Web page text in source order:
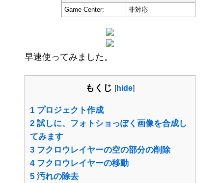
Game Center:
非対応
早速使ってみました。
もくじ [hide]
1 プロジェクト作成
2 試しに、フォトショっぽく画像を合成し
てみます
3 フクロウレイヤーの空の部分の削除
4フクロウレイヤーの移動
5 汚れの除去